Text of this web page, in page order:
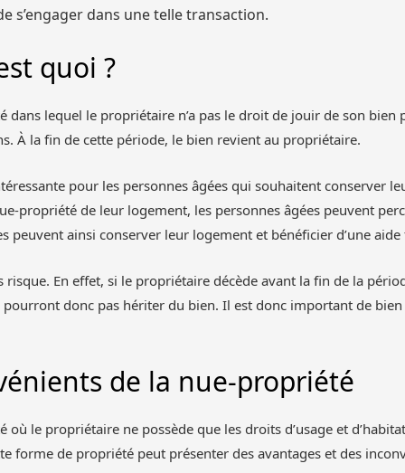
s’engager dans une telle transaction.
quoi ?
lequel le propriétaire n’a pas le droit de jouir de son
À la fin de cette période, le bien revient au propriétaire.
pour les personnes âgées qui souhaitent conserver
propriété de leur logement, les personnes âgées peuvent
peuvent ainsi conserver leur logement et bénéficier d’une
risque. En effet, si le propriétaire décède avant la fin de la
donc pas hériter du bien. Il est donc important de
de la nue-propriété
le propriétaire ne possède que les droits d’usage et
forme de propriété peut présenter des avantages et des